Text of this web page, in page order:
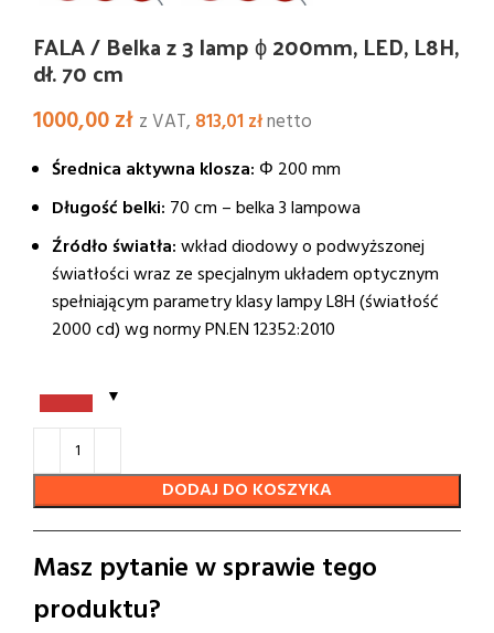
FALA / Belka z 3 lamp ϕ 200mm, LED, L8H,
dł. 70 cm
1000,00zł z VAT, 813,01 złnetto
Średnica aktywna klosza: Φ 200 mm
Długość belki: 70 cm – belka 3 lampowa
Źródło światła:wkład diodowy o podwyższonej
światłości wraz ze specjalnym układem optycznym
spełniającym parametry klasy lampy L8H (światłość
2000 cd) wg normy PN.EN 12352:2010
DODAJ DO KOSZYKA
Masz pytanie w sprawie tego
produktu?